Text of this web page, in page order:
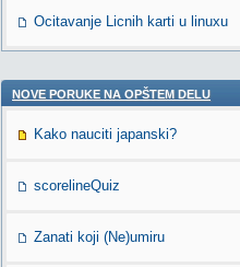
Ocitavanje Licnih karti u linuxu
NOVE PORUKE NA OPŠTEM DELU
Kako nauciti japanski?
scorelineQuiz
Zanati koji (Ne)umiru